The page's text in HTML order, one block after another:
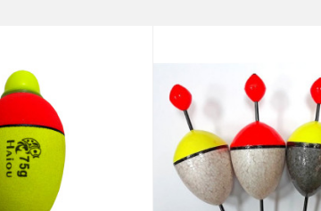
Anti-spam zaštita - izračunajte koliko je 9 - 4 :